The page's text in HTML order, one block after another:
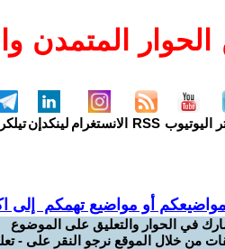
المتمدن
اليوتيوب RSS الانستغرام لينكدإن
أو مواضيع تهمكم إلى
في الحوار والتعليق على الموضوع
من خلال الموقع نرجو النقر على -